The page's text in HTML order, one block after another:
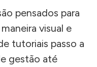
pensados para
visual e
tutoriais passo a
gestão até